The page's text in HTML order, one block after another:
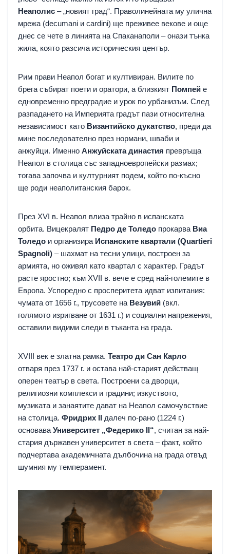
Неаполис – „новият град“. Праволинейната му улична
мрежа (decumani и cardini) ще преживее векове и още
днес се чете в линията на Спаканаполи – онази тънка
жила, която разсича историческия център.
Рим прави Неапол богат и култивиран. Вилите по
брега събират поети и оратори, а близкият Помпей е
едновременно предградие и урок по урбанизъм. След
разпадането на Империята градът пази относителна
независимост като Византийско дукатство, преди да
мине последователно през нормани, шваби и
анжуйци. Именно Анжуйската династия превръща
Неапол в столица със западноевропейски размах;
тогава започва и културният подем, който по-късно
ще роди неаполитанския барок.
През XVI в. Неапол влиза трайно в испанската
орбита. Вицекралят Педро де Толедо прокарва Виа
Толедо и организира Испанските квартали (Quartieri
Spagnoli) – шахмат на тесни улици, построен за
армията, но оживял като квартал с характер. Градът
расте яростно; към XVII в. вече е сред най-големите в
Европа. Успоредно с просперитета идват изпитания:
чумата от 1656 г., трусовете на Везувий (вкл.
голямото изригване от 1631 г.) и социални напрежения,
оставили видими следи в тъканта на града.
XVIII век е златна рамка. Театро ди Сан Карло
отваря през 1737 г. и остава най-старият действащ
оперен театър в света. Построени са дворци,
религиозни комплекси и градини; изкуството,
музиката и занаятите дават на Неапол самочувствие
на столица. Фридрих II далеч по-рано (1224 г.)
основава Университет „Федерико II“, считан за най-
стария държавен университет в света – факт, който
подчертава академичната дълбочина на града отвъд
шумния му темперамент.